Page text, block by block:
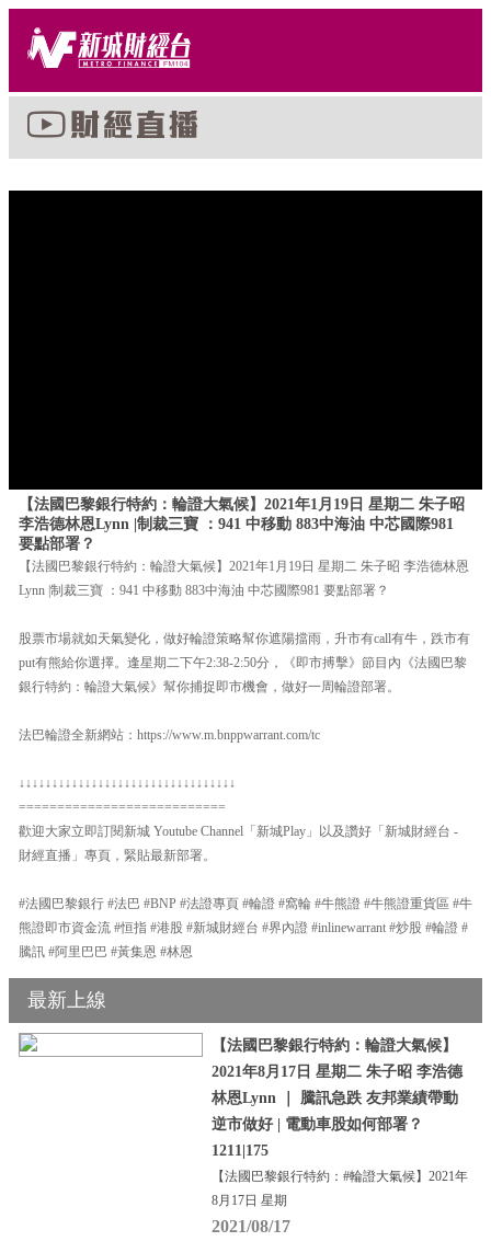
【法國巴黎銀行特約：輪證大氣候】2021年1月19日 星期二 朱子昭
李浩德林恩Lynn |制裁三寶 ：941 中移動 883中海油 中芯國際981
要點部署？
【法國巴黎銀行特約：輪證大氣候】2021年1月19日 星期二 朱子昭 李浩德林恩
Lynn |制裁三寶 ：941 中移動 883中海油 中芯國際981 要點部署？
股票市場就如天氣變化，做好輪證策略幫你遮陽擋雨，升市有call有牛，跌市有
put有熊給你選擇。逢星期二下午2:38-2:50分，《即市搏擊》節目內《法國巴黎
銀行特約：輪證大氣候》幫你捕捉即市機會，做好一周輪證部署。
法巴輪證全新網站：https://www.m.bnppwarrant.com/tc
↓↓↓↓↓↓↓↓↓↓↓↓↓↓↓↓↓↓↓↓↓↓↓↓↓↓↓↓↓↓↓↓↓
===========================
歡迎大家立即訂閱新城 Youtube Channel「新城Play」以及讚好「新城財經台 -
財經直播」專頁，緊貼最新部署。
#法國巴黎銀行 #法巴 #BNP #法證專頁 #輪證 #窩輪 #牛熊證 #牛熊證重貨區 #牛
熊證即市資金流 #恒指 #港股 #新城財經台 #界內證 #inlinewarrant #炒股 #輪證 #
騰訊 #阿里巴巴 #黃集恩 #林恩
最新上線
【法國巴黎銀行特約：輪證大氣候】
2021年8月17日 星期二 朱子昭 李浩德
林恩Lynn ｜ 騰訊急跌 友邦業績帶動
逆市做好 | 電動車股如何部署？
1211|175
【法國巴黎銀行特約：#輪證大氣候】2021年
8月17日 星期
2021/08/17